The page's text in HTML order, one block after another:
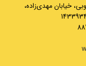
خیابان مهدی‌زاده،